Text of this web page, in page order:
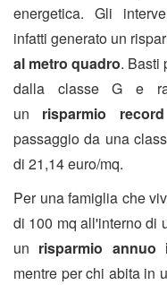
energetica. Gli
infatti generato un
al metro quadro. Basti
dalla classe G e
un risparmio
passaggio da una
di 21,14 euro/mq.
Per una famiglia che
di 100 mq all'interno di
un risparmio
mentre per chi abita in